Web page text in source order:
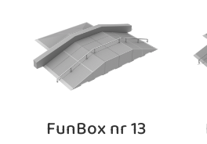
FunBox nr 13